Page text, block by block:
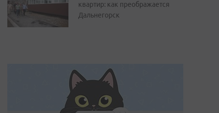
квартир: как преображается
Дальнегорск